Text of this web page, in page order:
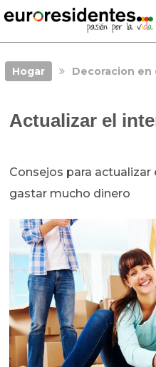
Hogar Decoracion en
Actualizar el
Consejos para
gastar mucho dinero